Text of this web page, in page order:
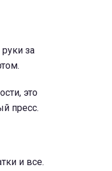
за
это
пресс.
и все.